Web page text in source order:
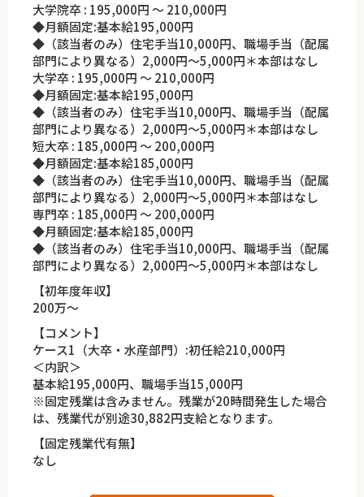
大学院卒 : 195,000円 ～ 210,000円
◆月額固定:基本給195,000円
◆（該当者のみ）住宅手当10,000円、職場手当（配属
部門により異なる）2,000円～5,000円＊本部はなし
大学卒 : 195,000円 ～ 210,000円
◆月額固定:基本給195,000円
◆（該当者のみ）住宅手当10,000円、職場手当（配属
部門により異なる）2,000円～5,000円＊本部はなし
短大卒 : 185,000円 ～ 200,000円
◆月額固定:基本給185,000円
◆（該当者のみ）住宅手当10,000円、職場手当（配属
部門により異なる）2,000円～5,000円＊本部はなし
専門卒 : 185,000円 ～ 200,000円
◆月額固定:基本給185,000円
◆（該当者のみ）住宅手当10,000円、職場手当（配属
部門により異なる）2,000円～5,000円＊本部はなし
【初年度年収】
200万～
【コメント】
ケース1（大卒・水産部門）:初任給210,000円
＜内訳＞
基本給195,000円、職場手当15,000円
※固定残業は含みません。残業が20時間発生した場合
は、残業代が別途30,882円支給となります。
【固定残業代有無】
なし